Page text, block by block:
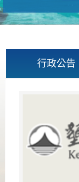
行政公告